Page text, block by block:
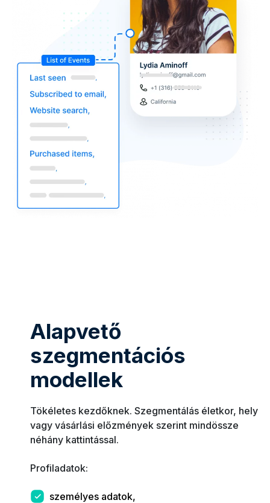
Alapvető
szegmentációs
modellek
Tökéletes kezdőknek. Szegmentálás életkor, hely
vagy vásárlási előzmények szerint mindössze
néhány kattintással.
Profiladatok:
személyes adatok,